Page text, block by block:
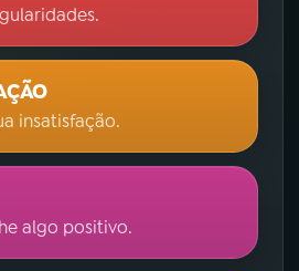
insatisfação.
algo positivo.